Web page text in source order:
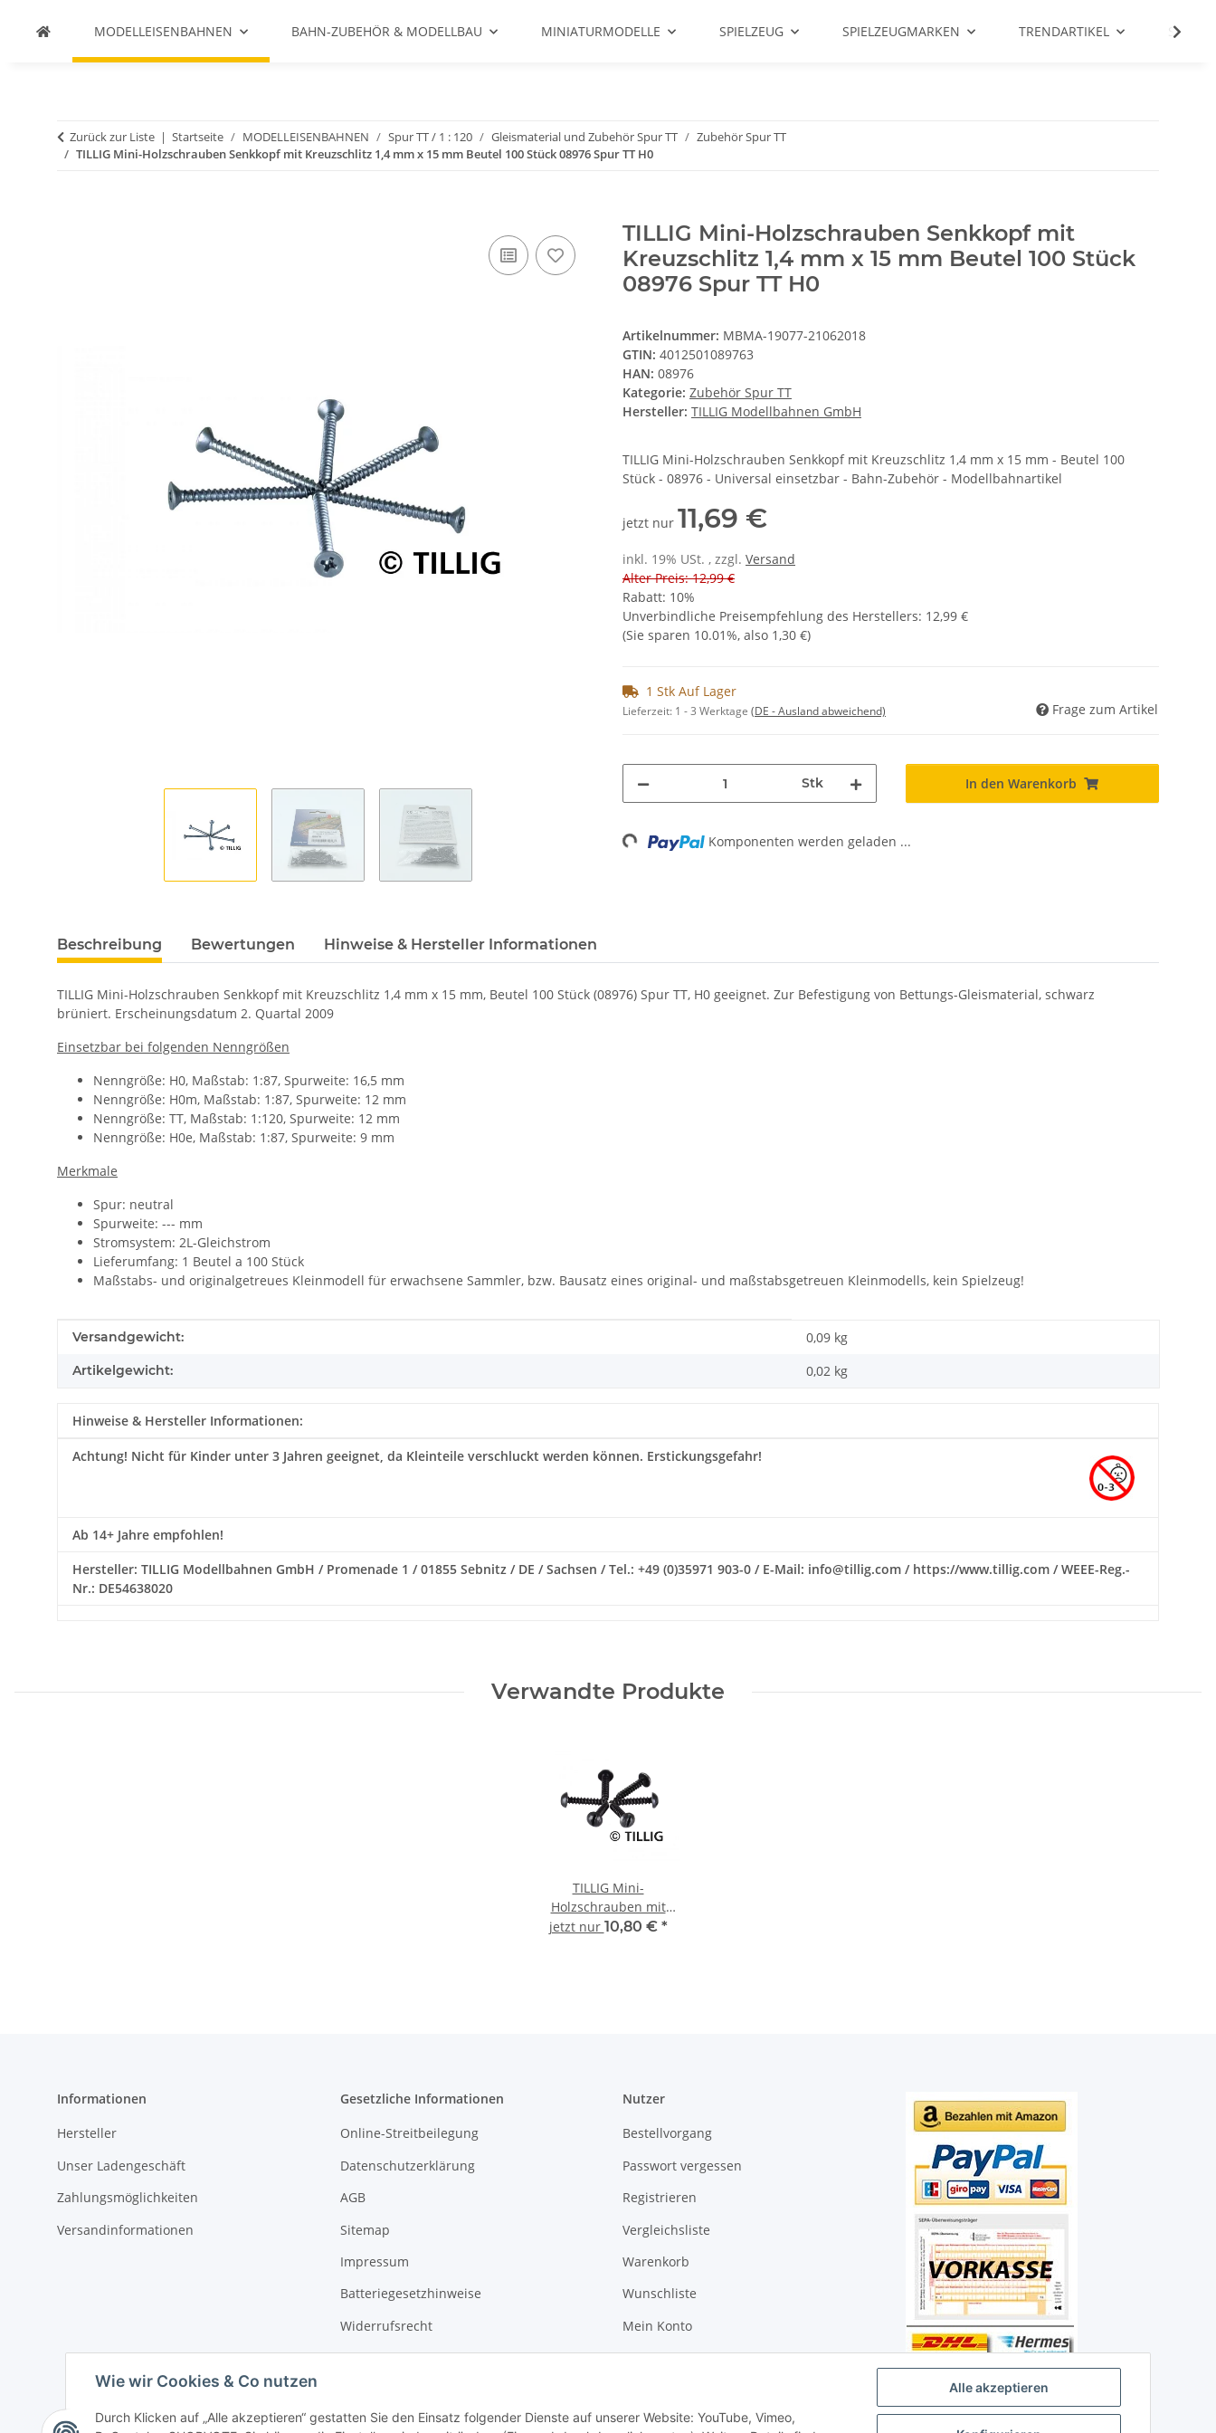
Alle akzeptieren
Wie wir Cookies & Co nutzen
Durch Klicken auf „Alle akzeptieren“ gestatten Sie den Einsatz folgender Dienste auf unserer Website: YouTube, Vimeo,
MODELLEISENBAHNEN BAHN-ZUBEHÖR & MODELLBAU MINIATURMODELLE SPIELZEUG SPIELZEUGMARKEN TRENDARTIKEL SALE %
Zurück zur Liste Startseite MODELLEISENBAHNEN Spur TT / 1 : 120 Gleismaterial und Zubehör Spur TT
Zubehör Spur TT
TILLIG Mini-Holzschrauben Senkkopf mit Kreuzschlitz 1,4 mm x 15 mm Beutel 100 Stück 08976 Spur TT H0
TILLIG Mini-Holzschrauben Senkkopf mit
Kreuzschlitz 1,4 mm x 15 mm Beutel 100 Stück
08976 Spur TT H0
Artikelnummer: MBMA-19077-21062018
GTIN: 4012501089763
HAN: 08976
Kategorie: Zubehör Spur TT
Hersteller: TILLIG Modellbahnen GmbH
TILLIG Mini-Holzschrauben Senkkopf mit Kreuzschlitz 1,4 mm x 15 mm - Beutel 100
Stück - 08976 - Universal einsetzbar - Bahn-Zubehör - Modellbahnartikel
jetzt nur 11,69 €
inkl. 19% USt. , zzgl. Versand
Alter Preis: 12,99 €
Rabatt: 10%
Unverbindliche Preisempfehlung des Herstellers: 12,99 €
(Sie sparen 10.01%, also 1,30 €)
1 Stk Auf Lager
Lieferzeit: 1 - 3 Werktage (DE - Ausland abweichend) Frage zum Artikel
Stk In den Warenkorb
Loading... Komponenten werden geladen ...
Beschreibung Bewertungen Hinweise & Hersteller Informationen
TILLIG Mini-Holzschrauben Senkkopf mit Kreuzschlitz 1,4 mm x 15 mm, Beutel 100 Stück (08976) Spur TT, H0 geeignet. Zur Befestigung von Bettungs-Gleismaterial, schwarz
brüniert. Erscheinungsdatum 2. Quartal 2009
Einsetzbar bei folgenden Nenngrößen
Nenngröße: H0, Maßstab: 1:87, Spurweite: 16,5 mm
Nenngröße: H0m, Maßstab: 1:87, Spurweite: 12 mm
Nenngröße: TT, Maßstab: 1:120, Spurweite: 12 mm
Nenngröße: H0e, Maßstab: 1:87, Spurweite: 9 mm
Merkmale
Spur: neutral
Spurweite: --- mm
Stromsystem: 2L-Gleichstrom
Lieferumfang: 1 Beutel a 100 Stück
Maßstabs- und originalgetreues Kleinmodell für erwachsene Sammler, bzw. Bausatz eines original- und maßstabsgetreuen Kleinmodells, kein Spielzeug!
Produkteigenschaft
Wert
Versandgewicht: 0,09 kg
Artikelgewicht: 0,02 kg
Hinweise & Hersteller Informationen:
Achtung! Nicht für Kinder unter 3 Jahren geeignet, da Kleinteile verschluckt werden können. Erstickungsgefahr!
Ab 14+ Jahre empfohlen!
Hersteller: TILLIG Modellbahnen GmbH / Promenade 1 / 01855 Sebnitz / DE / Sachsen / Tel.: +49 (0)35971 903-0 / E-Mail: info@tillig.com / https://www.tillig.com / WEEE-Reg.-
Nr.: DE54638020
Verwandte Produkte
TILLIG Mini-
Holzschrauben mit
Halbrundkopf Schlitz
jetzt nur 10,80 € *
Informationen
Hersteller
Unser Ladengeschäft
Zahlungsmöglichkeiten
Versandinformationen
Gesetzliche Informationen
Online-Streitbeilegung
Datenschutzerklärung
AGB
Sitemap
Impressum
Batteriegesetzhinweise
Widerrufsrecht
Nutzer
Bestellvorgang
Passwort vergessen
Registrieren
Vergleichsliste
Warenkorb
Wunschliste
Mein Konto
News